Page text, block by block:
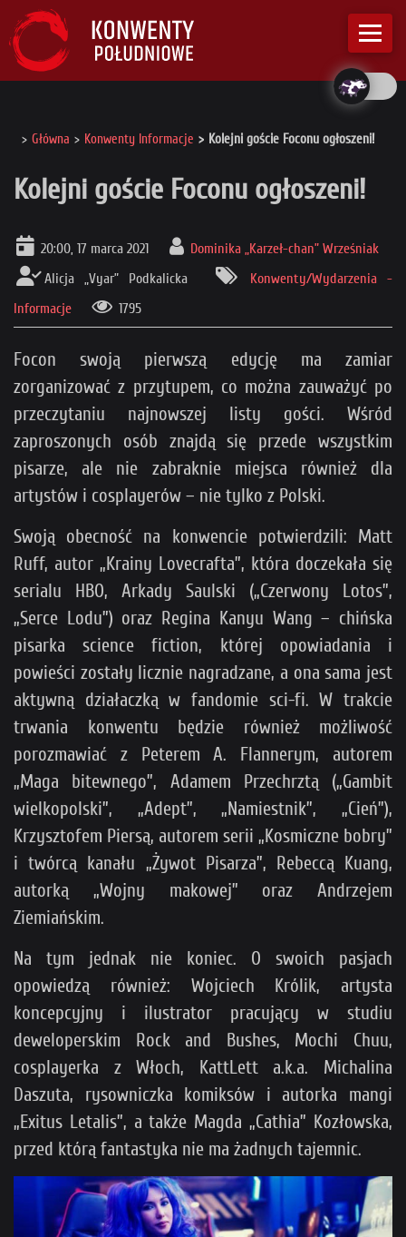
Główna Konwenty Informacje Kolejni goście Foconu ogłoszeni!
Kolejni goście Foconu ogłoszeni!
20:00, 17 marca 2021
Dominika „Karzeł-chan” Wrześniak
Alicja „Vyar” Podkalicka
Konwenty/Wydarzenia -
Informacje
1795
Focon swoją pierwszą edycję ma zamiar
zorganizować z przytupem, co można zauważyć po
przeczytaniu najnowszej listy gości. Wśród
zaproszonych osób znajdą się przede wszystkim
pisarze, ale nie zabraknie miejsca również dla
artystów i cosplayerów – nie tylko z Polski.
Swoją obecność na konwencie potwierdzili: Matt
Ruff, autor „Krainy Lovecrafta”, która doczekała się
serialu HBO, Arkady Saulski („Czerwony Lotos”,
„Serce Lodu”) oraz Regina Kanyu Wang – chińska
pisarka science fiction, której opowiadania i
powieści zostały licznie nagradzane, a ona sama jest
aktywną działaczką w fandomie sci-fi. W trakcie
trwania konwentu będzie również możliwość
porozmawiać z Peterem A. Flannerym, autorem
„Maga bitewnego”, Adamem Przechrztą („Gambit
wielkopolski”, „Adept”, „Namiestnik”, „Cień”),
Krzysztofem Piersą, autorem serii „Kosmiczne bobry”
i twórcą kanału „Żywot Pisarza”, Rebeccą Kuang,
autorką „Wojny makowej” oraz Andrzejem
Ziemiańskim.
Na tym jednak nie koniec. O swoich pasjach
opowiedzą również: Wojciech Królik, artysta
koncepcyjny i ilustrator pracujący w studiu
deweloperskim Rock and Bushes, Mochi Chuu,
cosplayerka z Włoch, KattLett a.k.a. Michalina
Daszuta, rysowniczka komiksów i autorka mangi
„Exitus Letalis”, a także Magda „Cathia” Kozłowska,
przed którą fantastyka nie ma żadnych tajemnic.